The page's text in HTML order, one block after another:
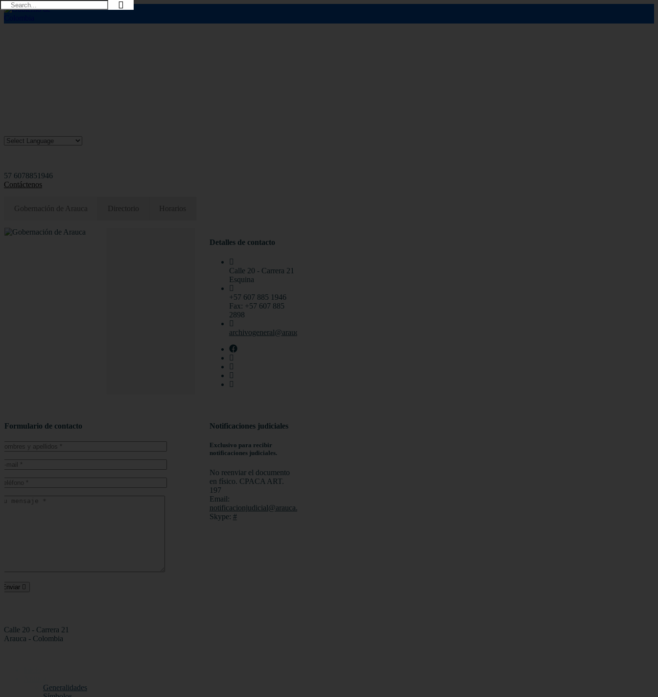
57 6078851946
Contáctenos
Gobernación de Arauca Directorio Horarios
Detalles de contacto
Calle 20 - Carrera 21
Esquina
+57 607 885 1946
Fax: +57 607 885
2898
archivogeneral@arauca.gov.co
Formulario de contacto
Enviar
Notificaciones judiciales
Exclusivo para recibir
notificaciones judiciales.
No reenviar el documento
en físico. CPACA ART.
197
Email:
notificacionjudicial@arauca.gov.co
Skype: #
Calle 20 - Carrera 21
Arauca - Colombia
Generalidades